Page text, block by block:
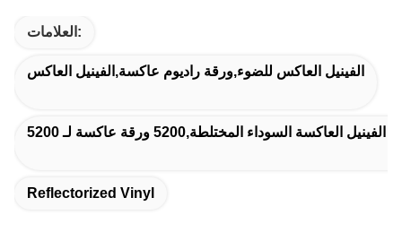
العلامات:
الفينيل العاكس للضوء,ورقة راديوم عاكسة,الفينيل العاكس
Reflectorized Vinyl